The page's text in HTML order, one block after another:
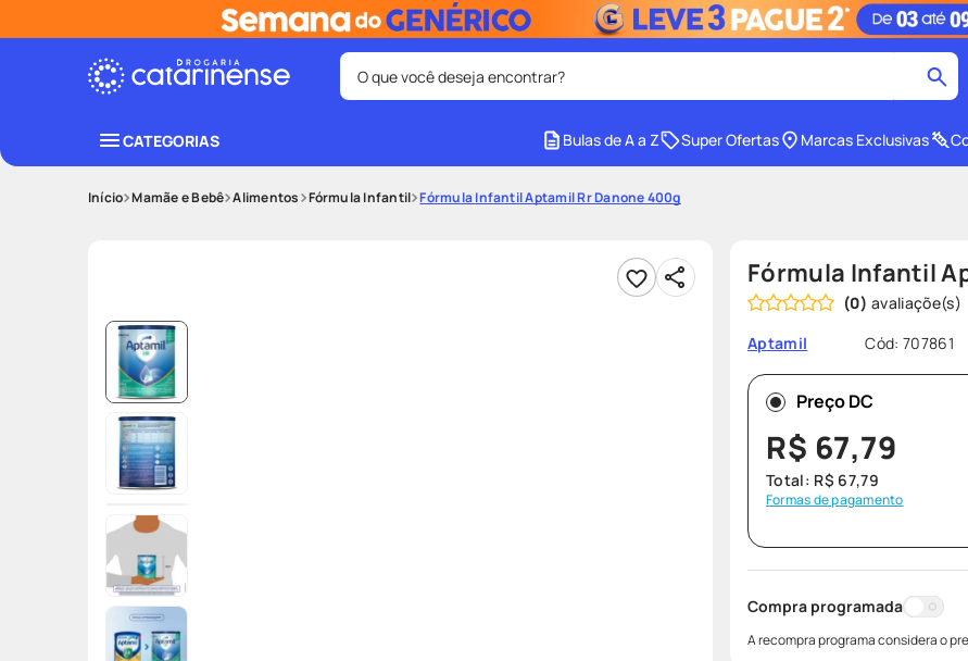
O que você deseja encontrar?
3º protetor solar facial 4º
8º protetor solar
fralda pampers
CATEGORIAS Bulas de A a Z Super Ofertas Marcas Exclusivas
Mamãe e Bebê Alimentos Fórmula Infantil Fórmula Infantil Aptamil Rr Danone 400g
Fórmula Infantil
(0)
Aptamil
Cód: 707861
Preço DC
R$ 67,79
Total: R$ 67,79
Formas de pagamento
Compra programada
A recompra programa considera o